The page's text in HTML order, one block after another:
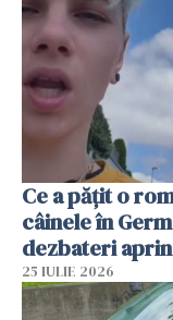
Ce a pățit o
câinele în
dezbateri
25 IULIE 2026